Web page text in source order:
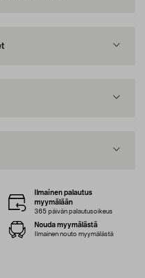
Ilmainen palautus
myymälään
365 päivän palautusoikeus
Nouda myymälästä
Ilmainen nouto myymälästä